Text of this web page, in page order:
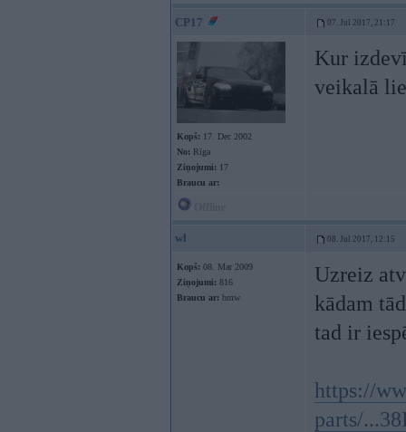
CP17 07. Jul 2017, 21:17
Kopš: 17. Dec 2002
No: Rīga
Ziņojumi: 17
Braucu ar:
Kur
veikalā
wl 08. Jul 2017, 12:15
Kopš: 08. Mar 2009
Ziņojumi: 816
Braucu ar: bmw
Uzreiz
kādam
tad ir
https://
parts/